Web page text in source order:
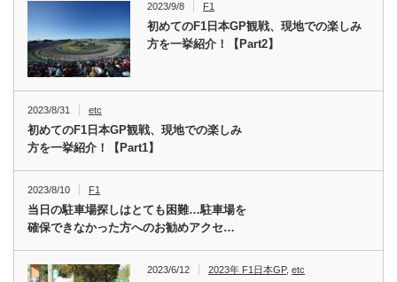
2023/9/8 F1
初めてのF1日本GP観戦、現地での楽しみ
方を一挙紹介！【Part2】
2023/8/31 etc
初めてのF1日本GP観戦、現地での楽しみ
方を一挙紹介！【Part1】
2023/8/10 F1
当日の駐車場探しはとても困難…駐車場を
確保できなかった方へのお勧めアクセ…
2023/6/12 2023年 F1日本GP,etc